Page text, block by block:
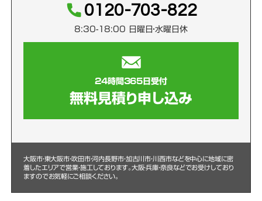
0120-703-822
8:30-18:00 日曜日・水曜日休
24時間365日受付
無料見積り申し込み
大阪市・東大阪市・吹田市・河内長野市・加古川市・川西市などを中心に地域に密
着したエリアで営業・施工しております。大阪・兵庫・奈良などでお受けしており
ますのでお気軽にご相談ください。